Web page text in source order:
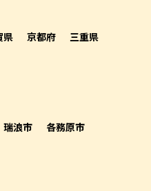
県 京都府
三重県
瑞浪市
各務原市